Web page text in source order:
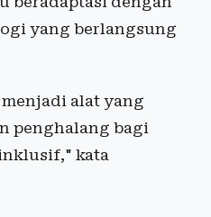
yang berlangsung
alat yang
penghalang bagi
kata